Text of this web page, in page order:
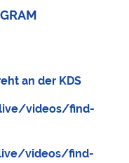
an der KDS
videos/find-
videos/find-